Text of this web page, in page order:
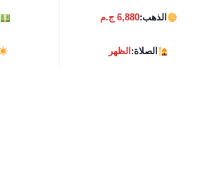
الذهب:6,880 ج.م
الصلاة:الظهر